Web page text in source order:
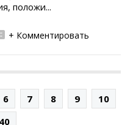
положи...
+ Комментировать
6 7 8 9
10